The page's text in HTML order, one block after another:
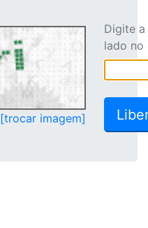
[trocar imagem]
Digite
lado no